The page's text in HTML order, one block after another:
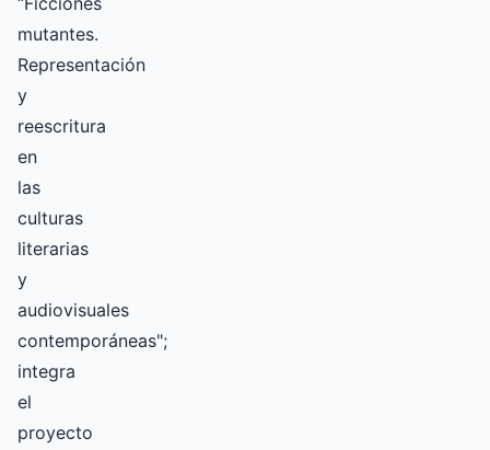
mutantes.
Representación
y
reescritura
en
las
culturas
literarias
y
audiovisuales
contemporáneas";
integra
el
proyecto